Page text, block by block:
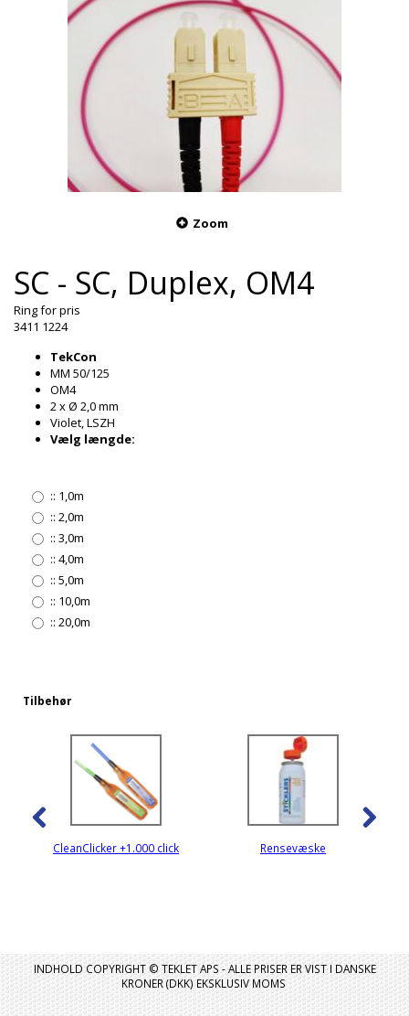
Zoom
SC - SC, Duplex, OM4
Ring for pris
3411 1224
TekCon
MM 50/125
OM4
2 x Ø 2,0 mm
Violet, LSZH
Vælg længde:
:: 1,0m
:: 2,0m
:: 3,0m
:: 4,0m
:: 5,0m
:: 10,0m
:: 20,0m
Tilbehør
CleanClicker +1.000 click Rensevæske
INDHOLD COPYRIGHT © TEKLET APS - ALLE PRISER ER VIST I DANSKE
KRONER (DKK) EKSKLUSIV MOMS